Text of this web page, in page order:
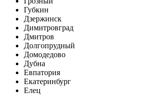
Губкин
Дзержинск
Димитровград
Дмитров
Долгопрудный
Домодедово
Дубна
Евпатория
Екатеринбург
Елец